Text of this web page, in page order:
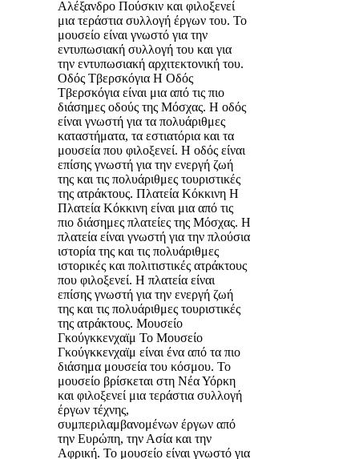
Αλέξανδρο Πούσκιν και φιλοξενεί
μια τεράστια συλλογή έργων του. Το
μουσείο είναι γνωστό για την
εντυπωσιακή συλλογή του και για
την εντυπωσιακή αρχιτεκτονική του.
Οδός Τβερσκόγια Η Οδός
Τβερσκόγια είναι μια από τις πιο
διάσημες οδούς της Μόσχας. Η οδός
είναι γνωστή για τα πολυάριθμες
καταστήματα, τα εστιατόρια και τα
μουσεία που φιλοξενεί. Η οδός είναι
επίσης γνωστή για την ενεργή ζωή
της και τις πολυάριθμες τουριστικές
της ατράκτους. Πλατεία Κόκκινη Η
Πλατεία Κόκκινη είναι μια από τις
πιο διάσημες πλατείες της Μόσχας. Η
πλατεία είναι γνωστή για την πλούσια
ιστορία της και τις πολυάριθμες
ιστορικές και πολιτιστικές ατράκτους
που φιλοξενεί. Η πλατεία είναι
επίσης γνωστή για την ενεργή ζωή
της και τις πολυάριθμες τουριστικές
της ατράκτους. Μουσείο
Γκούγκκενχαϊμ Το Μουσείο
Γκούγκκενχαϊμ είναι ένα από τα πιο
διάσημα μουσεία του κόσμου. Το
μουσείο βρίσκεται στη Νέα Υόρκη
και φιλοξενεί μια τεράστια συλλογή
έργων τέχνης,
συμπεριλαμβανομένων έργων από
την Ευρώπη, την Ασία και την
Αφρική. Το μουσείο είναι γνωστό για